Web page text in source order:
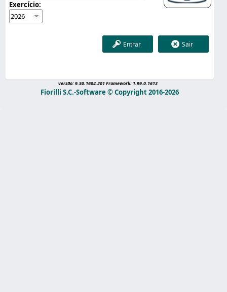
Fiorilli S.C.-Software © Copyright 2016-2026
versão: 9.50.1604.201 Framework: 1.99.0.1613
Exercício:
Sair
Entrar